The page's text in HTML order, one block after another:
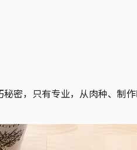
密，只有专业，从肉种、制